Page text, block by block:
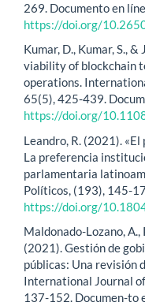
269. Documento en
https://doi.org/
Kumar, D., Kumar, S.,
viability of blockchain
operations.
65(5), 425-439.
https://doi.org/
Leandro, R. (2021).
La preferencia
parlamentaria
Políticos, (193), 145-
https://doi.org/
Maldonado-Lozano,
(2021). Gestión de
públicas: Una revisión
International Journal
137-152. Documen-to